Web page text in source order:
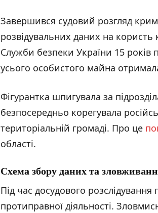
Завершився судовий розгляд
розвідувальних даних на
Служби безпеки України 15 років
усього особистого майна
Фігурантка шпигувала за
безпосередньо корегувала
територіальній громаді. Про це
області.
Схема збору даних та
Під час досудового
протиправної діяльності.